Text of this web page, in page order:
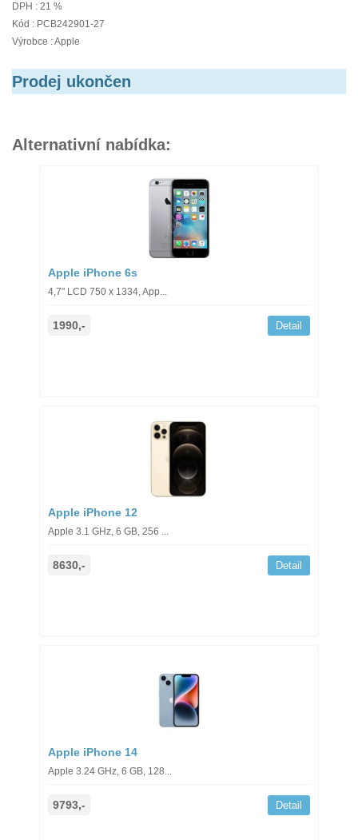
DPH : 21 %
Kód : PCB242901-27
Výrobce : Apple
Prodej ukončen
Alternativní nabídka:
Apple iPhone 6s
4,7" LCD 750 x 1334, App...
1990,- Detail
Apple iPhone 12
Apple 3.1 GHz, 6 GB, 256 ...
8630,- Detail
Apple iPhone 14
Apple 3.24 GHz, 6 GB, 128...
9793,- Detail